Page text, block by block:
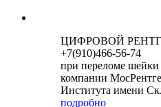
ЦИФРОВОЙ
+7(910)466-56-74
при переломе
компании
Института имени
подробно